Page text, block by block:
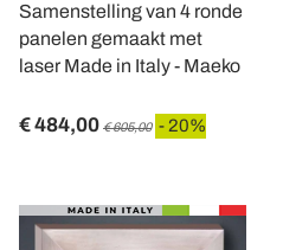
Samenstelling van 4 ronde
panelen gemaakt met
laser Made in Italy - Maeko
€ 484,00 € 605,00 - 20%